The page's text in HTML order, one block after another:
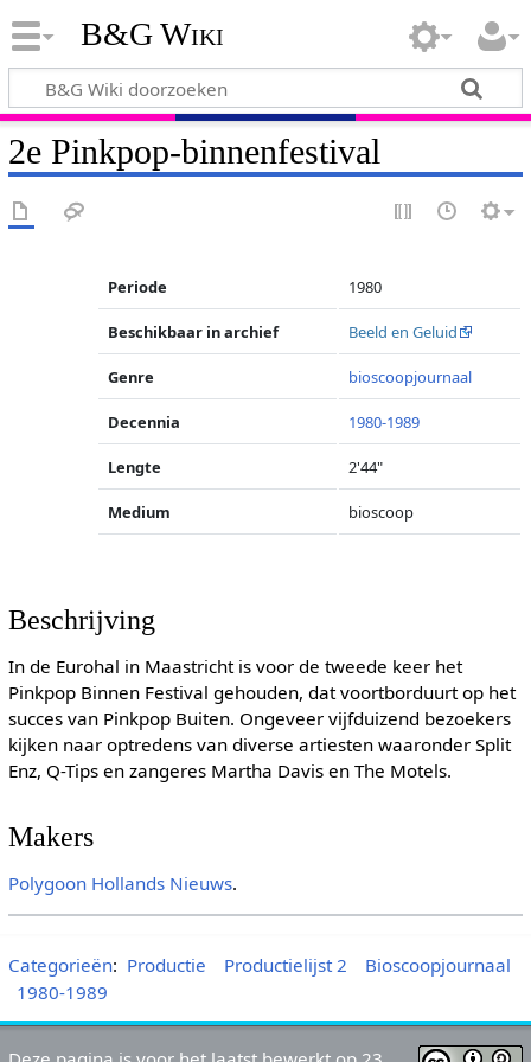
B&G Wiki
2e Pinkpop-binnenfestival
Periode 1980
Beschikbaar in archief Beeld en Geluid
Genre bioscoopjournaal
Decennia 1980-1989
Lengte 2'44"
Medium bioscoop
Beschrijving
In de Eurohal in Maastricht is voor de tweede keer het
Pinkpop Binnen Festival gehouden, dat voortborduurt op het
succes van Pinkpop Buiten. Ongeveer vijfduizend bezoekers
kijken naar optredens van diverse artiesten waaronder Split
Enz, Q-Tips en zangeres Martha Davis en The Motels.
Makers
Polygoon Hollands Nieuws.
Categorieën: Productie Productielijst 2
Bioscoopjournaal
1980-1989